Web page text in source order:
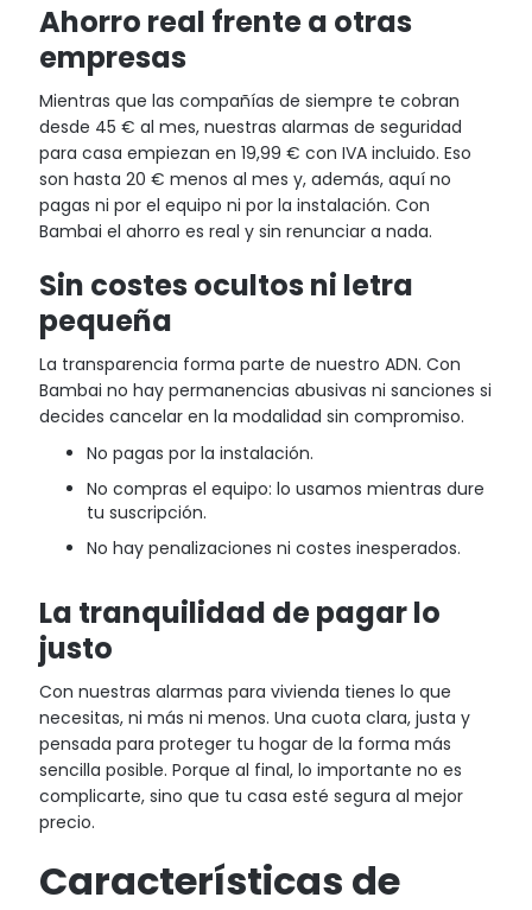
Ahorro real frente a otras
empresas
Mientras que las compañías de siempre te cobran
desde 45 € al mes, nuestras alarmas de seguridad
para casa empiezan en 19,99 € con IVA incluido. Eso
son hasta 20 € menos al mes y, además, aquí no
pagas ni por el equipo ni por la instalación. Con
Bambai el ahorro es real y sin renunciar a nada.
Sin costes ocultos ni letra
pequeña
La transparencia forma parte de nuestro ADN. Con
Bambai no hay permanencias abusivas ni sanciones si
decides cancelar en la modalidad sin compromiso.
No pagas por la instalación.
No compras el equipo: lo usamos mientras dure
tu suscripción.
No hay penalizaciones ni costes inesperados.
La tranquilidad de pagar lo
justo
Con nuestras alarmas para vivienda tienes lo que
necesitas, ni más ni menos. Una cuota clara, justa y
pensada para proteger tu hogar de la forma más
sencilla posible. Porque al final, lo importante no es
complicarte, sino que tu casa esté segura al mejor
precio.
Características de